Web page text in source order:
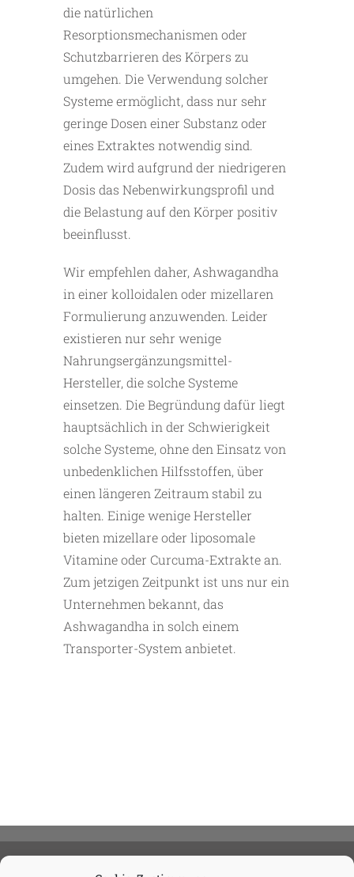
die natürlichen
Resorptionsmechanismen oder
Schutzbarrieren des Körpers zu
umgehen. Die Verwendung solcher
Systeme ermöglicht, dass nur sehr
geringe Dosen einer Substanz oder
eines Extraktes notwendig sind.
Zudem wird aufgrund der niedrigeren
Dosis das Nebenwirkungsprofil und
die Belastung auf den Körper positiv
beeinflusst.
Wir empfehlen daher, Ashwagandha
in einer kolloidalen oder mizellaren
Formulierung anzuwenden. Leider
existieren nur sehr wenige
Nahrungsergänzungsmittel-
Hersteller, die solche Systeme
einsetzen. Die Begründung dafür liegt
hauptsächlich in der Schwierigkeit
solche Systeme, ohne den Einsatz von
unbedenklichen Hilfsstoffen, über
einen längeren Zeitraum stabil zu
halten. Einige wenige Hersteller
bieten mizellare oder liposomale
Vitamine oder Curcuma-Extrakte an.
Zum jetzigen Zeitpunkt ist uns nur ein
Unternehmen bekannt, das
Ashwagandha in solch einem
Transporter-System anbietet.